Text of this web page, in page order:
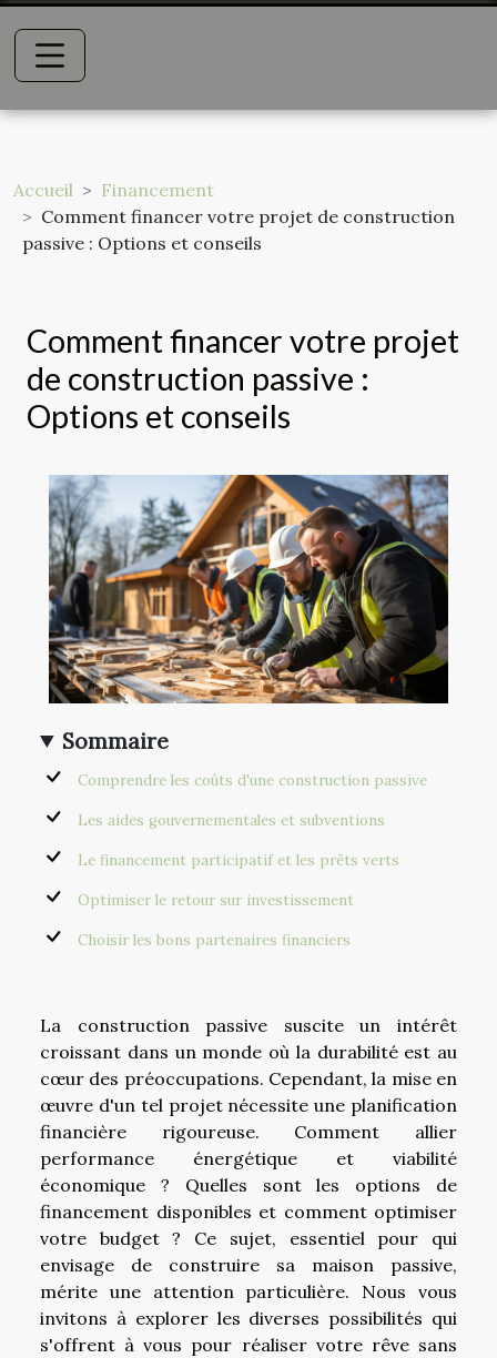
Accueil
Financement
Comment financer votre projet de construction
passive : Options et conseils
Comment financer votre projet
de construction passive :
Options et conseils
Sommaire
Comprendre les coûts d'une construction passive
Les aides gouvernementales et subventions
Le financement participatif et les prêts verts
Optimiser le retour sur investissement
Choisir les bons partenaires financiers
La construction passive suscite un intérêt
croissant dans un monde où la durabilité est au
cœur des préoccupations. Cependant, la mise en
œuvre d'un tel projet nécessite une planification
financière rigoureuse. Comment allier
performance énergétique et viabilité
économique ? Quelles sont les options de
financement disponibles et comment optimiser
votre budget ? Ce sujet, essentiel pour qui
envisage de construire sa maison passive,
mérite une attention particulière. Nous vous
invitons à explorer les diverses possibilités qui
s'offrent à vous pour réaliser votre rêve sans